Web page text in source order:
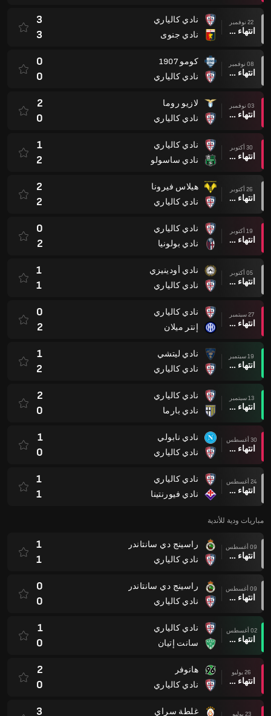
22 نوفمبر
انتهاء وقت المباراة
نادي كالياري
نادي جنوى
3
3
08 نوفمبر
انتهاء وقت المباراة
كومو 1907
نادي كالياري
0
0
03 نوفمبر
انتهاء وقت المباراة
لازيو روما
نادي كالياري
2
0
30 أكتوبر
انتهاء وقت المباراة
نادي كالياري
نادي ساسولو
1
2
26 أكتوبر
انتهاء وقت المباراة
هيلاس فيرونا
نادي كالياري
2
2
19 أكتوبر
انتهاء وقت المباراة
نادي كالياري
نادي بولونيا
0
2
05 أكتوبر
انتهاء وقت المباراة
نادي أودينيزي
نادي كالياري
1
1
27 سبتمبر
انتهاء وقت المباراة
نادي كالياري
إنتر ميلان
0
2
19 سبتمبر
انتهاء وقت المباراة
نادي ليتشي
نادي كالياري
1
2
13 سبتمبر
انتهاء وقت المباراة
نادي كالياري
نادي بارما
2
0
30 أغسطس
انتهاء وقت المباراة
نادي نابولي
نادي كالياري
1
0
24 أغسطس
انتهاء وقت المباراة
نادي كالياري
نادي فيورنتينا
1
1
مباريات ودية للأندية
09 أغسطس
انتهاء وقت المباراة
راسينج دي سانتاندر
نادي كالياري
1
1
09 أغسطس
انتهاء وقت المباراة
راسينج دي سانتاندر
نادي كالياري
0
0
02 أغسطس
انتهاء وقت المباراة
نادي كالياري
سانت إتيان
1
0
26 يوليو
انتهاء وقت المباراة
هانوفر
نادي كالياري
2
0
23 يوليو غلطة سراي 3